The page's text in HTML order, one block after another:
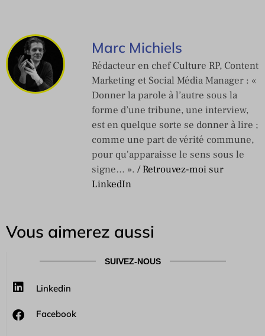
Marc Michiels
Rédacteur en chef Culture RP, Content
Marketing et Social Média Manager : «
Donner la parole à l’autre sous la
forme d’une tribune, une interview,
est en quelque sorte se donner à lire ;
comme une part de vérité commune,
pour qu'apparaisse le sens sous le
signe… ». / Retrouvez-moi sur
LinkedIn
Vous aimerez aussi
SUIVEZ-NOUS
Linkedin
Facebook